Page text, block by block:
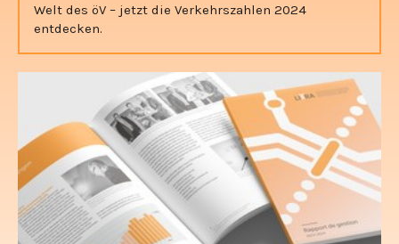
Welt des öV – jetzt die Verkehrszahlen 2024
entdecken.